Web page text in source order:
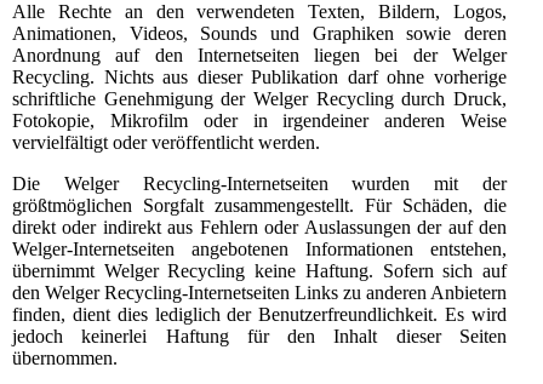
Alle Rechte an den verwendeten Texten, Bildern, Logos,
Animationen, Videos, Sounds und Graphiken sowie deren
Anordnung auf den Internetseiten liegen bei der Welger
Recycling. Nichts aus dieser Publikation darf ohne vorherige
schriftliche Genehmigung der Welger Recycling durch Druck,
Fotokopie, Mikrofilm oder in irgendeiner anderen Weise
vervielfältigt oder veröffentlicht werden.
Die Welger Recycling-Internetseiten wurden mit der
größtmöglichen Sorgfalt zusammengestellt. Für Schäden, die
direkt oder indirekt aus Fehlern oder Auslassungen der auf den
Welger-Internetseiten angebotenen Informationen entstehen,
übernimmt Welger Recycling keine Haftung. Sofern sich auf
den Welger Recycling-Internetseiten Links zu anderen Anbietern
finden, dient dies lediglich der Benutzerfreundlichkeit. Es wird
jedoch keinerlei Haftung für den Inhalt dieser Seiten
übernommen.